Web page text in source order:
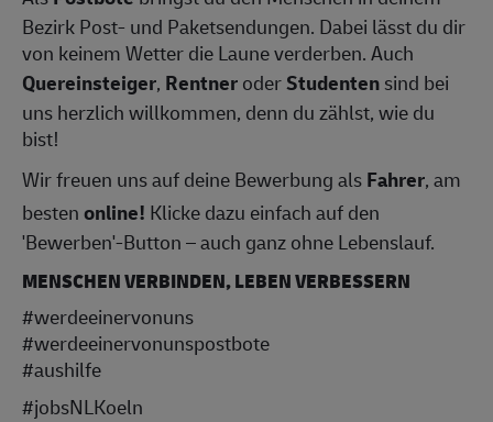
Bezirk Post- und Paketsendungen. Dabei lässt du dir
von keinem Wetter die Laune verderben. Auch
Quereinsteiger, RentneroderStudentensind bei
uns herzlich willkommen, denn du zählst, wie du
bist!
Wir freuen uns auf deine Bewerbung alsFahrer, am
bestenonline! Klicke dazu einfach auf den
'Bewerben'-Button – auch ganz ohne Lebenslauf.
MENSCHEN VERBINDEN, LEBEN VERBESSERN
#werdeeinervonuns
#werdeeinervonunspostbote
#aushilfe
#jobsNLKoeln